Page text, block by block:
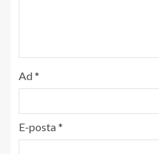
Ad*
E-posta*